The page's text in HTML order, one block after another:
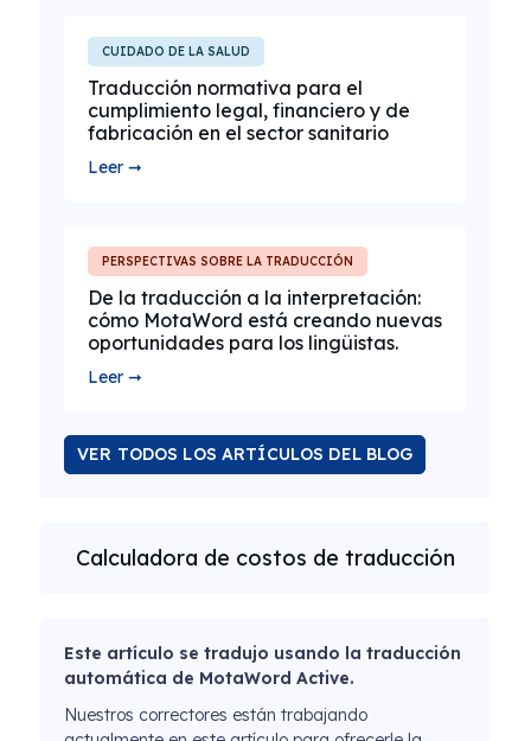
CUIDADO DE LA SALUD
Traducción normativa para el
cumplimiento legal, financiero y de
fabricación en el sector sanitario
Leer ➞
PERSPECTIVAS SOBRE LA TRADUCCIÓN
De la traducción a la interpretación:
cómo MotaWord está creando nuevas
oportunidades para los lingüistas.
Leer ➞
VER TODOS LOS ARTÍCULOS DEL BLOG
Calculadora de costos de traducción
Este artículo se tradujo usando la traducción
automática de MotaWord Active.
Nuestros correctores están trabajando